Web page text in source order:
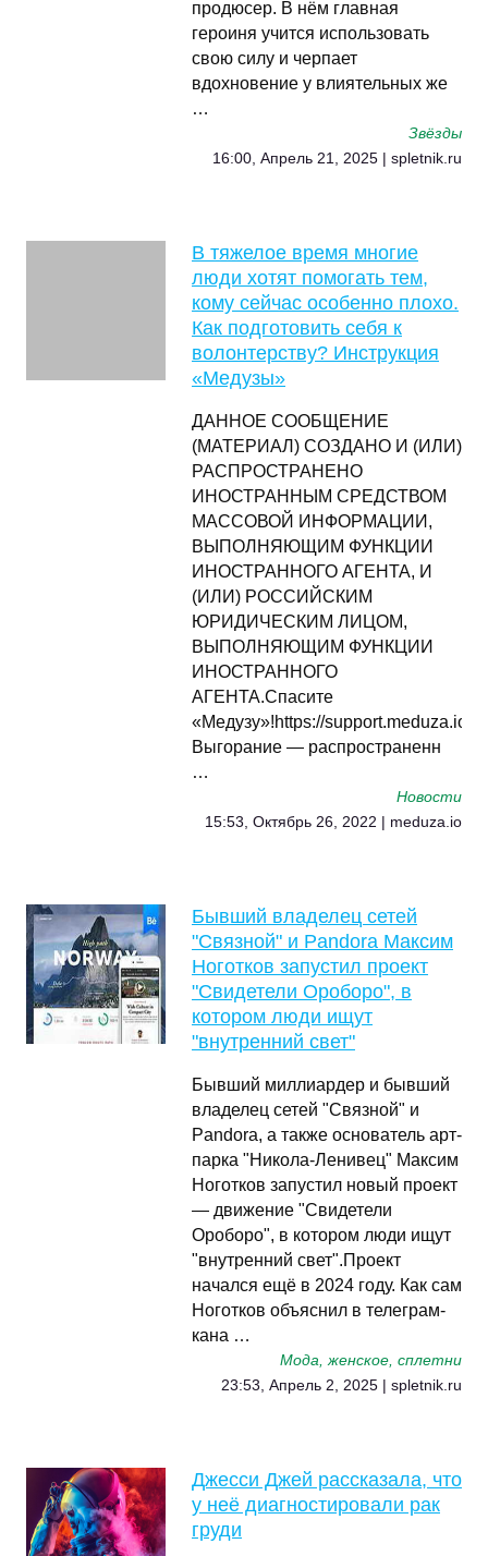
продюсер. В нём главная
героиня учится использовать
свою силу и черпает
вдохновение у влиятельных же
…
Звёзды
16:00, Апрель 21, 2025 | spletnik.ru
В тяжелое время многие
люди хотят помогать тем,
кому сейчас особенно плохо.
Как подготовить себя к
волонтерству? Инструкция
«Медузы»
ДАННОЕ СООБЩЕНИЕ
(МАТЕРИАЛ) СОЗДАНО И (ИЛИ)
РАСПРОСТРАНЕНО
ИНОСТРАННЫМ СРЕДСТВОМ
МАССОВОЙ ИНФОРМАЦИИ,
ВЫПОЛНЯЮЩИМ ФУНКЦИИ
ИНОСТРАННОГО АГЕНТА, И
(ИЛИ) РОССИЙСКИМ
ЮРИДИЧЕСКИМ ЛИЦОМ,
ВЫПОЛНЯЮЩИМ ФУНКЦИИ
ИНОСТРАННОГО
АГЕНТА.Спасите
«Медузу»!https://support.meduza.io
Выгорание — распространенн
…
Новости
15:53, Октябрь 26, 2022 | meduza.io
Бывший владелец сетей
"Связной" и Pandora Максим
Ноготков запустил проект
"Свидетели Ороборо", в
котором люди ищут
"внутренний свет"
Бывший миллиардер и бывший
владелец сетей "Связной" и
Pandora, а также основатель арт-
парка "Никола-Ленивец" Максим
Ноготков запустил новый проект
— движение "Свидетели
Ороборо", в котором люди ищут
"внутренний свет".Проект
начался ещё в 2024 году. Как сам
Ноготков объяснил в телеграм-
кана …
Мода, женское, сплетни
23:53, Апрель 2, 2025 | spletnik.ru
Джесси Джей рассказала, что
у неё диагностировали рак
груди